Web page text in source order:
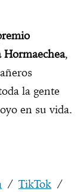
Hormaechea,
la gente
en su vida.
/ TikTok /